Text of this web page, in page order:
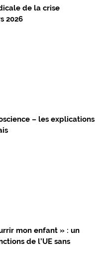
de la crise
2026
– les explications
mon enfant » : un
de l’UE sans